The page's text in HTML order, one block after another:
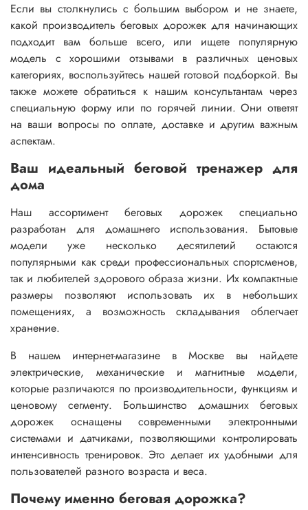
Если вы столкнулись с большим выбором и не знаете,
какой производитель беговых дорожек для начинающих
подходит вам больше всего, или ищете популярную
модель с хорошими отзывами в различных ценовых
категориях, воспользуйтесь нашей готовой подборкой. Вы
также можете обратиться к нашим консультантам через
специальную форму или по горячей линии. Они ответят
на ваши вопросы по оплате, доставке и другим важным
аспектам.
Ваш идеальный беговой тренажер для
дома
Наш ассортимент беговых дорожек специально
разработан для домашнего использования. Бытовые
модели уже несколько десятилетий остаются
популярными как среди профессиональных спортсменов,
так и любителей здорового образа жизни. Их компактные
размеры позволяют использовать их в небольших
помещениях, а возможность складывания облегчает
хранение.
В нашем интернет-магазине в Москве вы найдете
электрические, механические и магнитные модели,
которые различаются по производительности, функциям и
ценовому сегменту. Большинство домашних беговых
дорожек оснащены современными электронными
системами и датчиками, позволяющими контролировать
интенсивность тренировок. Это делает их удобными для
пользователей разного возраста и веса.
Почему именно беговая дорожка?